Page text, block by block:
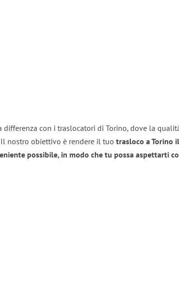
differenza con i traslocatori di Torino, dove la
nostro obiettivo è rendere il tuo trasloco a Torino
possibile, in modo che tu possa aspettarti